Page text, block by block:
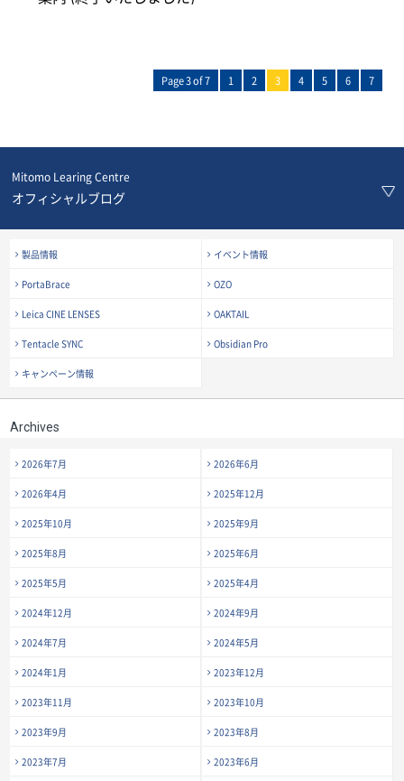
Page 3 of 7 1 2 3 4 5 6 7
Mitomo Learing Centre
オフィシャルブログ
製品情報 イベント情報
PortaBrace OZO
Leica CINE LENSES OAKTAIL
Tentacle SYNC Obsidian Pro
キャンペーン情報
Archives
2026年7月 2026年6月
2026年4月 2025年12月
2025年10月 2025年9月
2025年8月 2025年6月
2025年5月 2025年4月
2024年12月 2024年9月
2024年7月 2024年5月
2024年1月 2023年12月
2023年11月 2023年10月
2023年9月 2023年8月
2023年7月 2023年6月